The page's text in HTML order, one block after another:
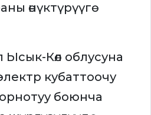
өнүктүрүүгө
Ысык-Көл облусуна
кубаттоочу
боюнча